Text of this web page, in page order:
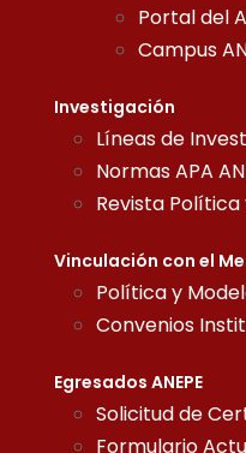
Portal del
Campus
Investigación
Líneas de
Normas APA
Revista
Vinculación con el
Política y
Convenios
Egresados ANEPE
Solicitud de
Formulario